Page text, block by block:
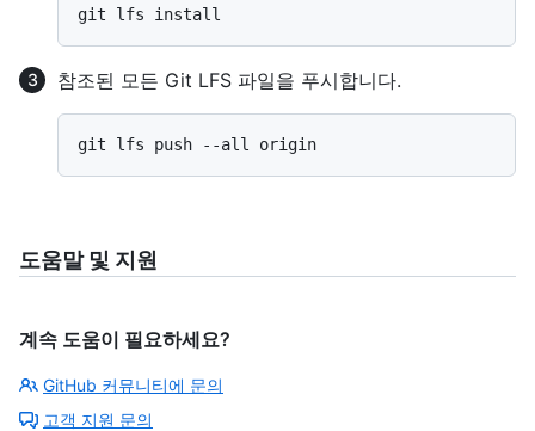
참조된 모든 Git LFS 파일을 푸시합니다.
도움말 및 지원
계속 도움이 필요하세요?
GitHub 커뮤니티에 문의
고객 지원 문의